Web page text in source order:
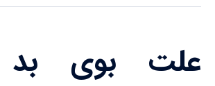
علت بوی بد